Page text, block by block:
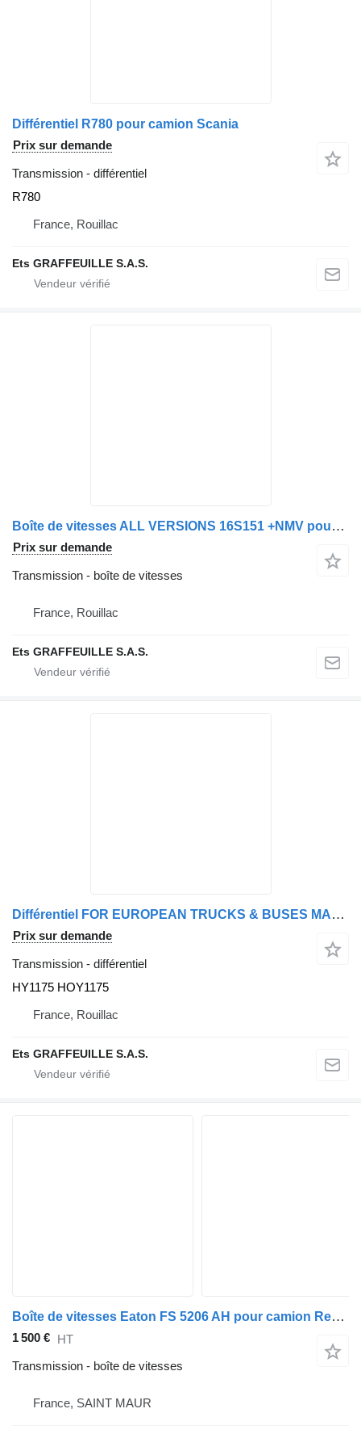
Différentiel R780 pour camion Scania
Prix sur demande
Transmission - différentiel
R780
France, Rouillac
Ets GRAFFEUILLE S.A.S.
Boîte de vitesses ALL VERSIONS 16S151 +NMV pour camion
Prix sur demande
Transmission - boîte de vitesses
France, Rouillac
Ets GRAFFEUILLE S.A.S.
Différentiel FOR EUROPEAN TRUCKS & BUSES MAN HY1175 HOY1175 pour camion
Prix sur demande
Transmission - différentiel
HY1175 HOY1175
France, Rouillac
Ets GRAFFEUILLE S.A.S.
Boîte de vitesses Eaton FS 5206 AH pour camion Renault PREMIUM
1 500 € HT
Transmission - boîte de vitesses
France, SAINT MAUR